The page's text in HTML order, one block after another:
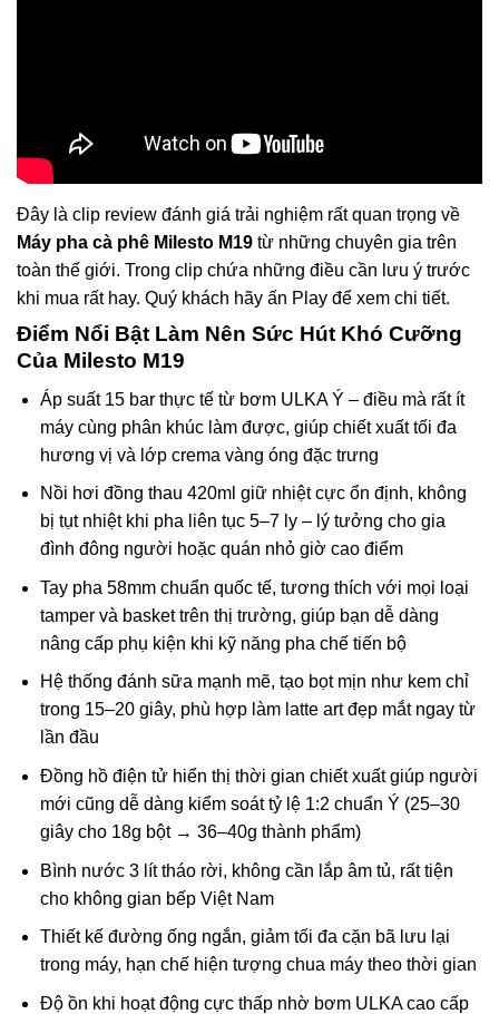
Đây là clip review đánh giá trải nghiệm rất quan trọng về
Máy pha cà phê Milesto M19 từ những chuyên gia trên
toàn thế giới. Trong clip chứa những điều cần lưu ý trước
khi mua rất hay. Quý khách hãy ấn Play để xem chi tiết.
Điểm Nổi Bật Làm Nên Sức Hút Khó Cưỡng
Của Milesto M19
Áp suất 15 bar thực tế từ bơm ULKA Ý – điều mà rất ít
máy cùng phân khúc làm được, giúp chiết xuất tối đa
hương vị và lớp crema vàng óng đặc trưng
Nồi hơi đồng thau 420ml giữ nhiệt cực ổn định, không
bị tụt nhiệt khi pha liên tục 5–7 ly – lý tưởng cho gia
đình đông người hoặc quán nhỏ giờ cao điểm
Tay pha 58mm chuẩn quốc tế, tương thích với mọi loại
tamper và basket trên thị trường, giúp bạn dễ dàng
nâng cấp phụ kiện khi kỹ năng pha chế tiến bộ
Hệ thống đánh sữa mạnh mẽ, tạo bọt mịn như kem chỉ
trong 15–20 giây, phù hợp làm latte art đẹp mắt ngay từ
lần đầu
Đồng hồ điện tử hiển thị thời gian chiết xuất giúp người
mới cũng dễ dàng kiểm soát tỷ lệ 1:2 chuẩn Ý (25–30
giây cho 18g bột → 36–40g thành phẩm)
Bình nước 3 lít tháo rời, không cần lắp âm tủ, rất tiện
cho không gian bếp Việt Nam
Thiết kế đường ống ngắn, giảm tối đa cặn bã lưu lại
trong máy, hạn chế hiện tượng chua máy theo thời gian
Độ ồn khi hoạt động cực thấp nhờ bơm ULKA cao cấp